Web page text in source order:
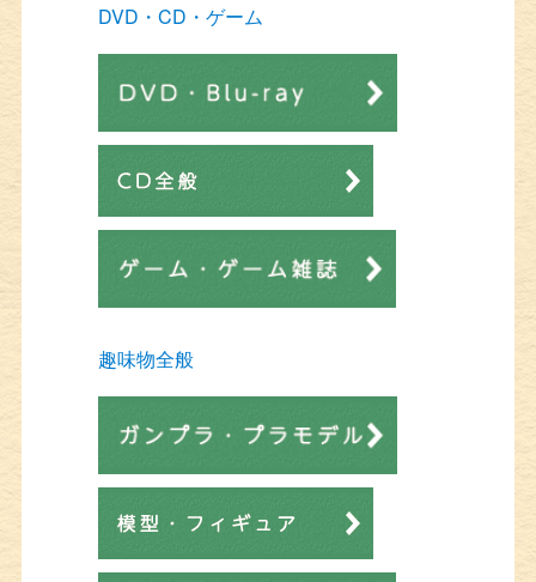
DVD・CD・ゲーム
趣味物全般